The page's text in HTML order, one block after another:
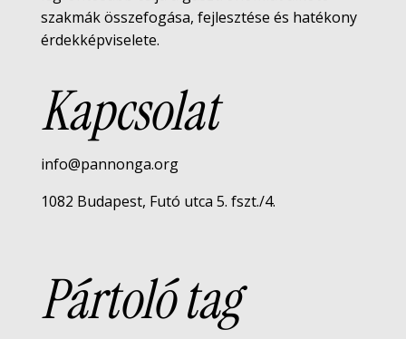
szakmák összefogása, fejlesztése és hatékony
érdekképviselete.
Kapcsolat
info@pannonga.org
1082 Budapest, Futó utca 5. fszt./4.
Pártoló tag